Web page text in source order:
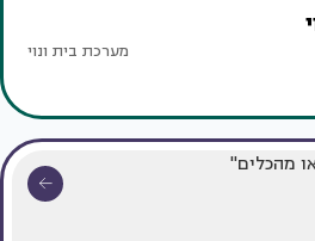
מערכת בית ונוי